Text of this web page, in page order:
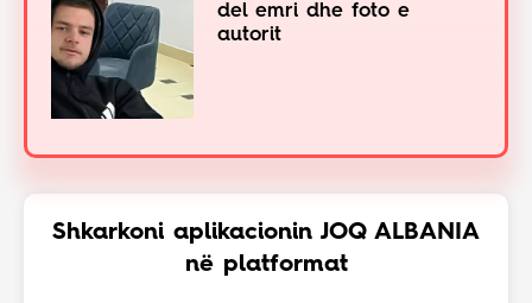
del emri dhe foto e
autorit
Shkarkoni aplikacionin JOQ ALBANIA
në platformat